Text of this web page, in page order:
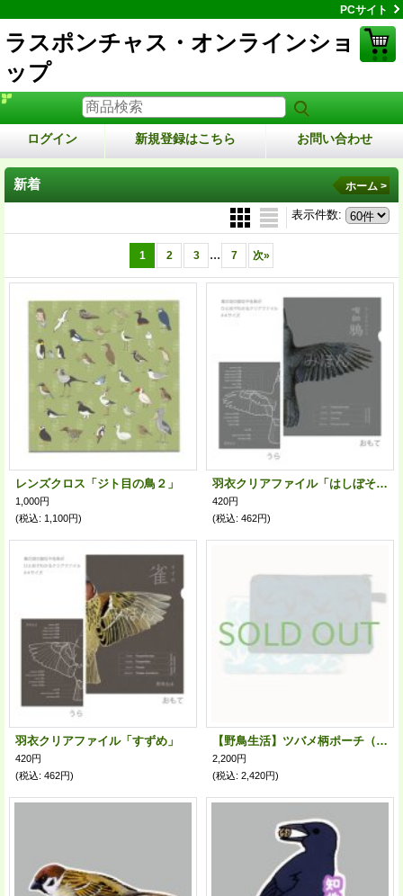
PCサイト
ラスポンチャス・オンラインショ
ップ
ログイン 新規登録はこちら お問い合わせ
新着 ホーム >
表示件数:
1 2 3 ... 7 次»
レンズクロス「ジト目の鳥２」
1,000円
(税込: 1,100円)
羽衣クリアファイル「はしぼそがらす」
420円
(税込: 462円)
羽衣クリアファイル「すずめ」
420円
(税込: 462円)
【野鳥生活】ツバメ柄ポーチ（送料180円）
2,200円
(税込: 2,420円)